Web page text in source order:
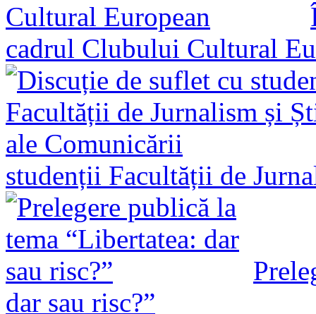
cadrul Clubului Cultural
studenții Facultății de
dar sau risc?”